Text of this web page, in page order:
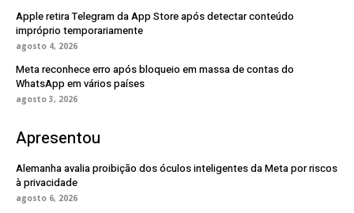
Apple retira Telegram da App Store após detectar conteúdo
impróprio temporariamente
agosto 4, 2026
Meta reconhece erro após bloqueio em massa de contas do
WhatsApp em vários países
agosto 3, 2026
Apresentou
Alemanha avalia proibição dos óculos inteligentes da Meta por riscos
à privacidade
agosto 6, 2026